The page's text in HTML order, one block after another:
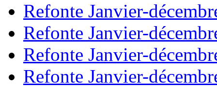
Refonte Janvier-
Refonte Janvier-
Refonte Janvier-
Refonte Janvier-